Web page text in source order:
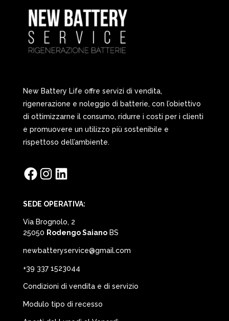
New Battery Life offre servizi di vendita,
rigenerazione e noleggio di batterie, con l’obiettivo
di ottimizzarne il consumo, ridurre i costi per i clienti
e promuovere un utilizzo più sostenibile e
rispettoso dell’ambiente.
FacebookInstagramLinkedIn
SEDE OPERATIVA:
Via Brognolo, 2
25050 Rodengo SaianoBS
newbatteryservice@gmail.com
+39 337 1523044
Condizioni di vendita e di servizio
Modulo tipo di recesso